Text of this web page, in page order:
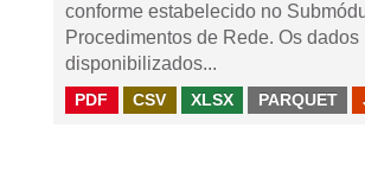
conforme estabelecido no
Procedimentos de Rede. Os dados
disponibilizados...
PDF CSV XLSX PARQUET